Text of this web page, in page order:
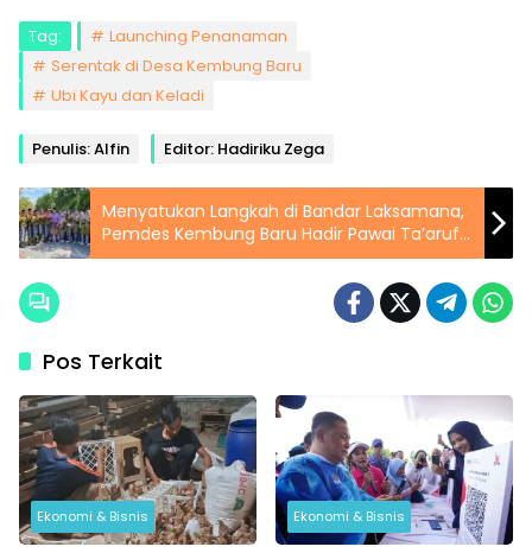
Tag:
Launching Penanaman
Serentak di Desa Kembung Baru
Ubi Kayu dan Keladi
Penulis: Alfin Editor: Hadiriku Zega
Menyatukan Langkah di Bandar Laksamana,
Pemdes Kembung Baru Hadir Pawai Ta’aruf
MTQ ke-50
Pos Terkait
Ekonomi & Bisnis Ekonomi & Bisnis